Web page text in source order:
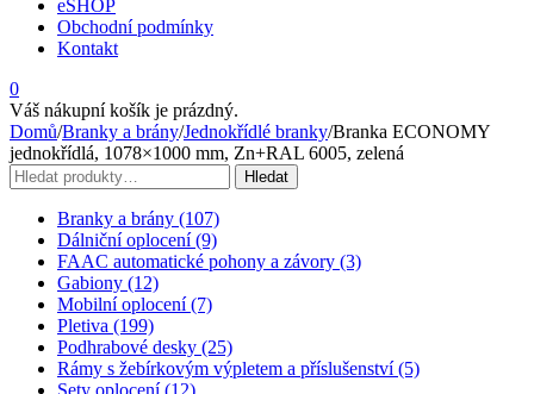
eSHOP
Obchodní podmínky
Kontakt
0
Váš nákupní košík je prázdný.
Domů/Branky a brány/Jednokřídlé branky/Branka ECONOMY
jednokřídlá, 1078×1000 mm, Zn+RAL 6005, zelená
Hledat:
Hledat
Branky a brány (107)
Dálniční oplocení (9)
FAAC automatické pohony a závory (3)
Gabiony (12)
Mobilní oplocení (7)
Pletiva (199)
Podhrabové desky (25)
Rámy s žebírkovým výpletem a příslušenství (5)
Sety oplocení (12)